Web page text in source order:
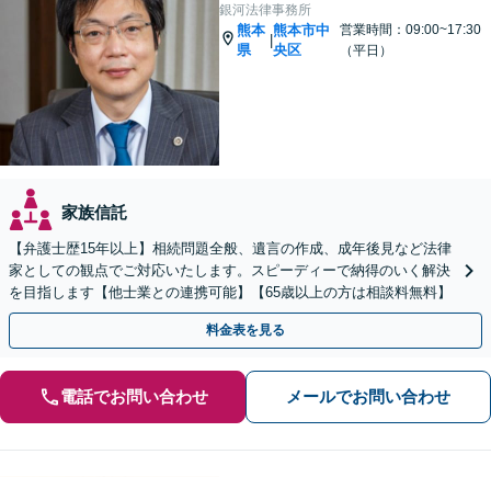
銀河法律事務所
熊本
県
熊本市中
央区
営業時間：09:00~17:30
（平日）
家族信託
【弁護士歴15年以上】相続問題全般、遺言の作成、成年後見など法律
家としての観点でご対応いたします。スピーディーで納得のいく解決
を目指します【他士業との連携可能】【65歳以上の方は相談料無料】
料金表を見る
電話でお問い合わせ メールでお問い合わせ